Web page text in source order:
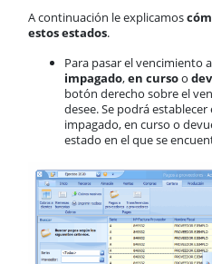
A continuación le explicamos
estos estados.
Para pasar el vencimiento
impagado,en cursoo
botón derecho sobre el
desee. Se podrá
impagado, en curso o
estado en el que se